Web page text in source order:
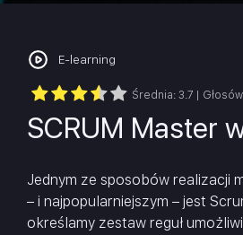
E-learning
Średnia: 3.7 |
SCRUM Master
Jednym ze sposobów realizacji
– i najpopularniejszym – jest
określamy zestaw reguł